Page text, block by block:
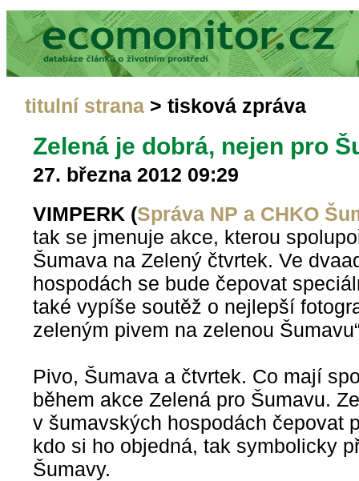
titulní strana > tisková zpráva
Zelená je dobrá, nejen pro
27. března 2012 09:29
VIMPERK (Správa NP a CHKO
tak se jmenuje akce, kterou
Šumava na Zelený čtvrtek. Ve
hospodách se bude čepovat
také vypíše soutěž o nejlepší
zeleným pivem na zelenou
Pivo, Šumava a čtvrtek. Co mají
během akce Zelená pro Šumavu.
v šumavských hospodách čepovat
kdo si ho objedná, tak symbolicky
Šumavy.